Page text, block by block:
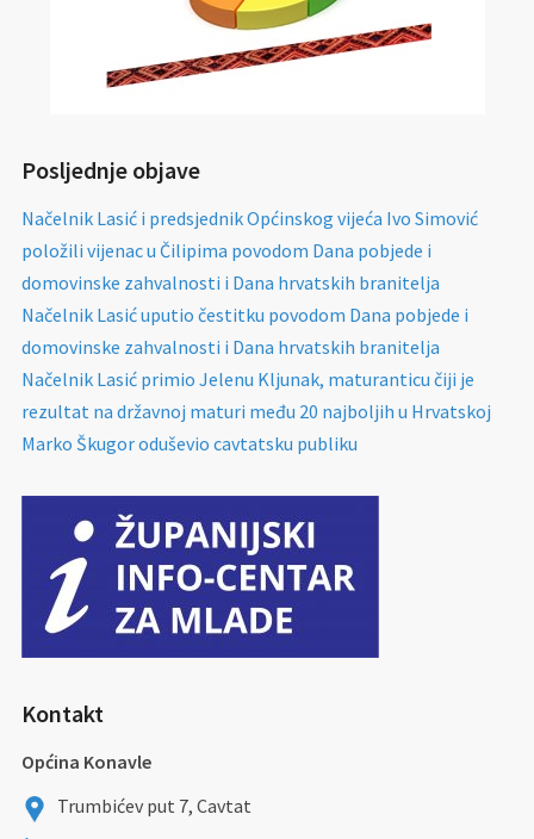
Posljednje objave
Načelnik Lasić i predsjednik Općinskog vijeća Ivo Simović
položili vijenac u Čilipima povodom Dana pobjede i
domovinske zahvalnosti i Dana hrvatskih branitelja
Načelnik Lasić uputio čestitku povodom Dana pobjede i
domovinske zahvalnosti i Dana hrvatskih branitelja
Načelnik Lasić primio Jelenu Kljunak, maturanticu čiji je
rezultat na državnoj maturi među 20 najboljih u Hrvatskoj
Marko Škugor oduševio cavtatsku publiku
Kontakt
Općina Konavle
Trumbićev put 7, Cavtat